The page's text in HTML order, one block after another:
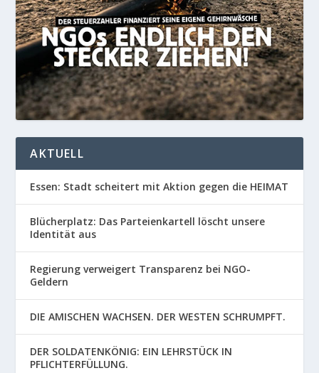
AKTUELL
Essen: Stadt scheitert mit Aktion gegen die HEIMAT
Blücherplatz: Das Parteienkartell löscht unsere
Identität aus
Regierung verweigert Transparenz bei NGO-
Geldern
DIE AMISCHEN WACHSEN. DER WESTEN SCHRUMPFT.
DER SOLDATENKÖNIG: EIN LEHRSTÜCK IN
PFLICHTERFÜLLUNG.